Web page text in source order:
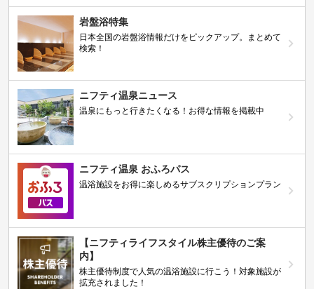
岩盤浴特集
日本全国の岩盤浴情報だけをピックアップ。まとめて
検索！
ニフティ温泉ニュース
温泉にもっと行きたくなる！お得な情報を掲載中
ニフティ温泉 おふろパス
温浴施設をお得に楽しめるサブスクリプションプラン
【ニフティライフスタイル株主優待のご案
内】
株主優待制度で人気の温浴施設に行こう！対象施設が
拡充されました！